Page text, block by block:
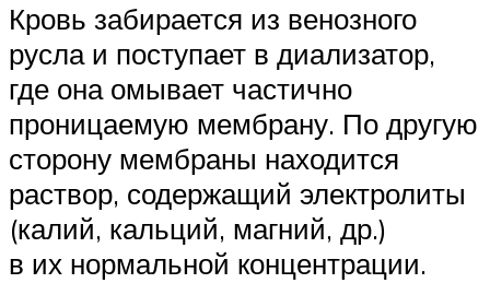
Кровь забирается из венозного
русла и поступает в диализатор,
где она омывает частично
проницаемую мембрану. По другую
сторону мембраны находится
раствор, содержащий электролиты
(калий, кальций, магний, др.)
в их нормальной концентрации.